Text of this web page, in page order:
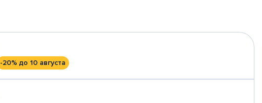
-20% до 10 августа